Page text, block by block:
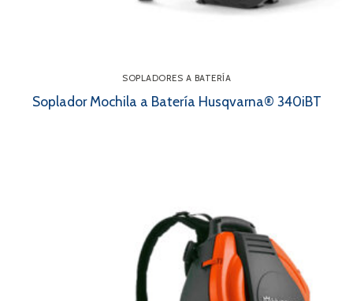
SOPLADORES A BATERÍA
Soplador Mochila a Batería Husqvarna® 340iBT